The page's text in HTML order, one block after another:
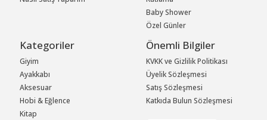
Baby Shower
Özel Günler
Kategoriler
Giyim
Ayakkabı
Aksesuar
Hobi & Eğlence
Kitap
Önemli Bilgiler
KVKK ve Gizlilik Politikası
Üyelik Sözleşmesi
Satış Sözleşmesi
Katkıda Bulun Sözleşmesi